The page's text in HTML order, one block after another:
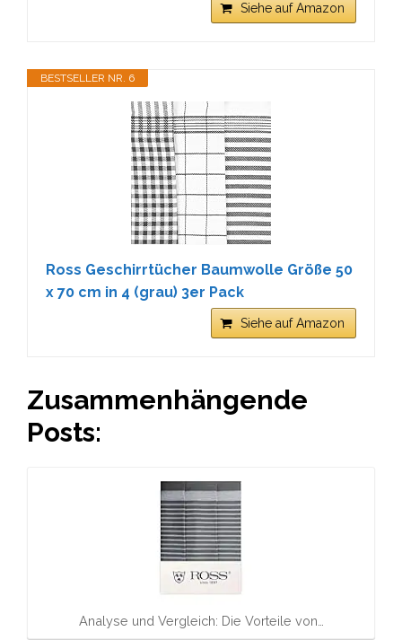
Siehe auf Amazon
BESTSELLER NR. 6
Ross Geschirrtücher Baumwolle Größe 50
x 70 cm in 4 (grau) 3er Pack
Siehe auf Amazon
Zusammenhängende
Posts:
Analyse und Vergleich: Die Vorteile von…